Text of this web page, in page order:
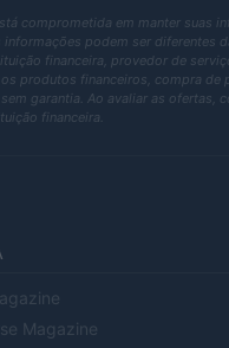
comprometida em manter suas
informações podem ser diferentes
financeira, provedor de
produtos financeiros, compra de
garantia. Ao avaliar as ofertas,
financeira.
Magazine